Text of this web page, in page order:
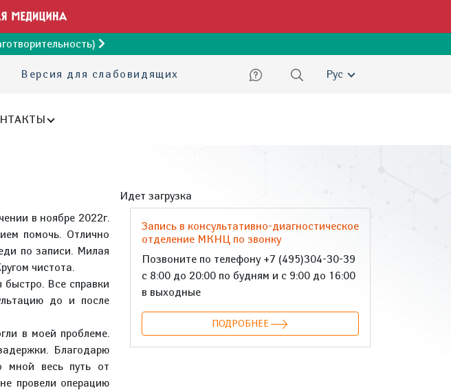
Версия для слабовидящих Русский
в ноябре 2022г.
помочь. Отлично
по записи. Милая
чистота.
Все справки
до и после
в моей проблеме.
Благодарю
мной весь путь от
провели операцию
Идет загрузка
Запись в консультативно-диагностическое
отделение МКНЦ по звонку
Позвоните по телефону +7 (495)304-30-39
с 8:00 до 20:00 по будням и с 9:00 до 16:00
в выходные
ПОДРОБНЕЕ